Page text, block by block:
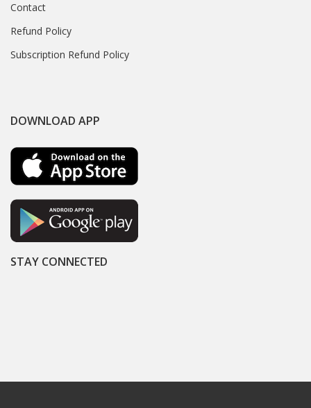
Contact
Refund Policy
Subscription Refund Policy
DOWNLOAD APP
STAY CONNECTED